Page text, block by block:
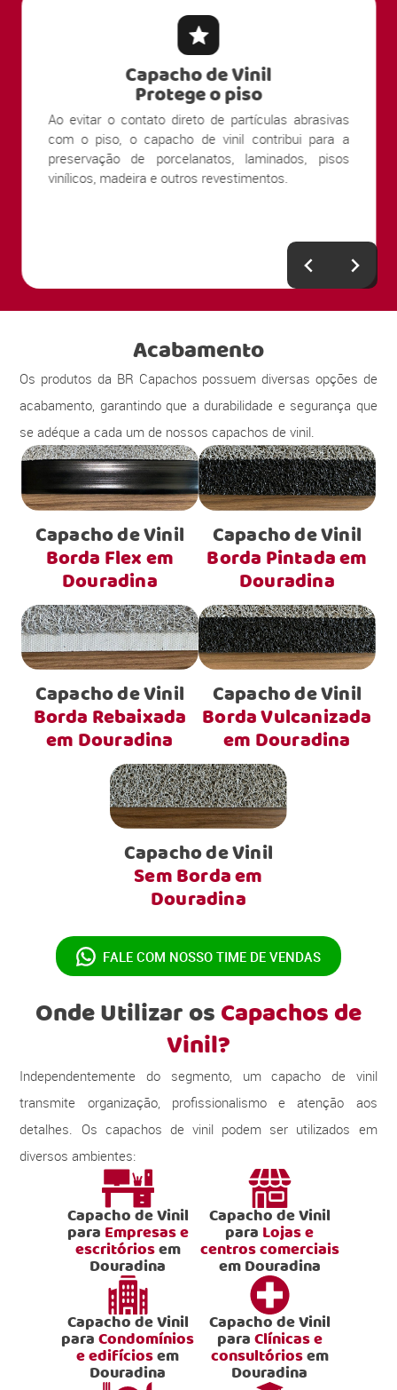
Capacho de Vinil
Protege o piso
Ao evitar o contato direto de partículas abrasivas
com o piso, o capacho de vinil contribui para a
preservação de porcelanatos, laminados, pisos
vinílicos, madeira e outros revestimentos.
Acabamento
Os produtos da BR Capachos possuem diversas opções de
acabamento, garantindo que a durabilidade e segurança que
se adéque a cada um de nossos capachos de vinil.
Capacho de Vinil
Borda Flex em
Douradina
Capacho de Vinil
Borda Pintada em
Douradina
Capacho de Vinil
Borda Rebaixada
em Douradina
Capacho de Vinil
Borda Vulcanizada
em Douradina
Capacho de Vinil
Sem Borda em
Douradina
FALE COM NOSSO TIME DE VENDAS
Onde Utilizar osCapachos de
Vinil?
Independentemente do segmento, um capacho de vinil
transmite organização, profissionalismo e atenção aos
detalhes. Os capachos de vinil podem ser utilizados em
diversos ambientes:
Capacho de Vinil
para Empresas e
escritóriosem
Douradina
Capacho de Vinil
para Lojas e
centros comerciais
em Douradina
Capacho de Vinil
paraCondomínios
e edifíciosem
Douradina
Capacho de Vinil
paraClínicas e
consultóriosem
Douradina